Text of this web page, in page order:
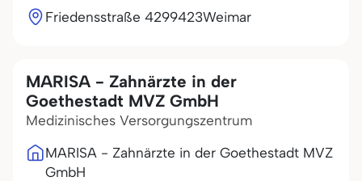
Friedensstraße 4299423Weimar
MARISA - Zahnärzte in der
Goethestadt MVZ GmbH
Medizinisches Versorgungszentrum
MARISA - Zahnärzte in der Goethestadt MVZ
GmbH